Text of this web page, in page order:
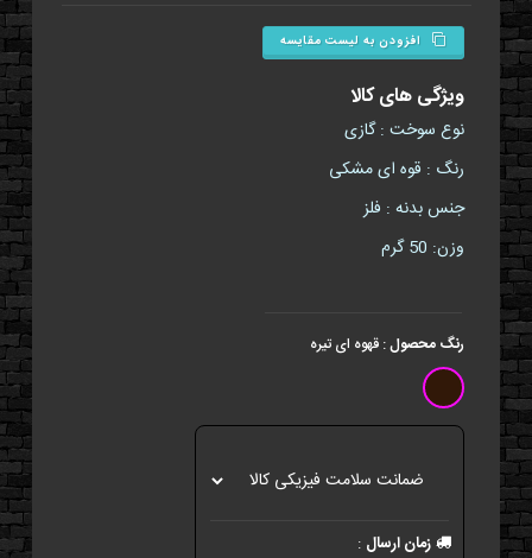
افزودن به لیست مقایسه
ویژگی های کالا
نوع سوخت : گازی
رنگ : قوه ای مشکی
جنس بدنه : فلز
وزن: 50 گرم
رنگ محصول: قهوه ای تیره
زمان ارسال :